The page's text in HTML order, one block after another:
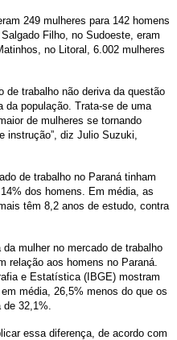
249 mulheres para 142 homens
Filho, no Sudoeste, eram
no Litoral, 6.002 mulheres
de trabalho não deriva da questão
da população. Trata-se de uma
de mulheres se tornando
diz Julio Suzuki,
de trabalho no Paraná tinham
dos homens. Em média, as
têm 8,2 anos de estudo, contra
mulher no mercado de trabalho
relação aos homens no Paraná.
e Estatística (IBGE) mostram
média, 26,5% menos do que os
32,1%.
essa diferença, de acordo com